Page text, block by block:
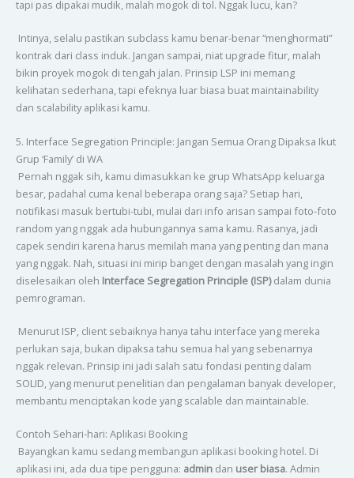
tapi pas dipakai mudik, malah mogok di tol. Nggak lucu, kan?
Intinya, selalu pastikan subclass kamu benar-benar “menghormati”
kontrak dari class induk. Jangan sampai, niat upgrade fitur, malah
bikin proyek mogok di tengah jalan. Prinsip LSP ini memang
kelihatan sederhana, tapi efeknya luar biasa buat maintainability
dan scalability aplikasi kamu.
5. Interface Segregation Principle: Jangan Semua Orang Dipaksa Ikut
Grup ‘Family’ di WA
Pernah nggak sih, kamu dimasukkan ke grup WhatsApp keluarga
besar, padahal cuma kenal beberapa orang saja? Setiap hari,
notifikasi masuk bertubi-tubi, mulai dari info arisan sampai foto-foto
random yang nggak ada hubungannya sama kamu. Rasanya, jadi
capek sendiri karena harus memilah mana yang penting dan mana
yang nggak. Nah, situasi ini mirip banget dengan masalah yang ingin
diselesaikan oleh Interface Segregation Principle (ISP)dalam dunia
pemrograman.
Menurut ISP, client sebaiknya hanya tahu interface yang mereka
perlukan saja, bukan dipaksa tahu semua hal yang sebenarnya
nggak relevan. Prinsip ini jadi salah satu fondasi penting dalam
SOLID, yang menurut penelitian dan pengalaman banyak developer,
membantu menciptakan kode yang scalable dan maintainable.
Contoh Sehari-hari: Aplikasi Booking
Bayangkan kamu sedang membangun aplikasi booking hotel. Di
aplikasi ini, ada dua tipe pengguna: admindan user biasa. Admin